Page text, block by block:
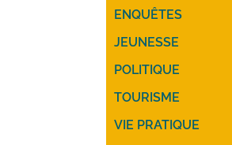
ENQUÊTES
JEUNESSE
POLITIQUE
TOURISME
VIE PRATIQUE